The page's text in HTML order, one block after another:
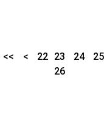
<< < 22 23 24
25
26